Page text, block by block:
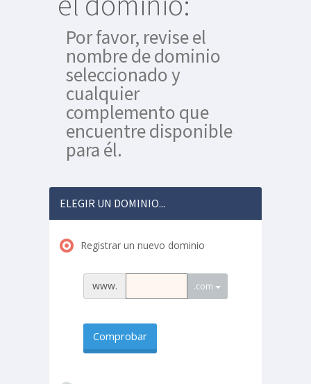
Por favor, revise el
nombre de dominio
seleccionado y
cualquier
complemento que
encuentre disponible
para él.
ELEGIR UN DOMINIO...
Registrar un nuevo dominio
www. .com
Comprobar